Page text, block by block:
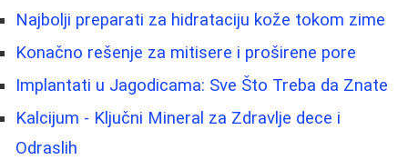
Najbolji preparati za hidrataciju kože tokom zime
Konačno rešenje za mitisere i proširene pore
Implantati u Jagodicama: Sve Što Treba da Znate
Kalcijum - Ključni Mineral za Zdravlje dece i
Odraslih